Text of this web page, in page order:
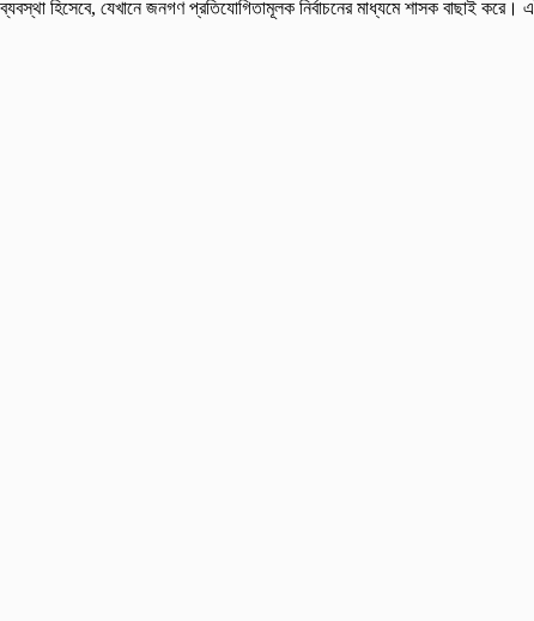
হিসেবে, যেখানে জনগণ প্রতিযোগিতামূলক নির্বাচনের মাধ্যমে শাসক বাছাই করে।